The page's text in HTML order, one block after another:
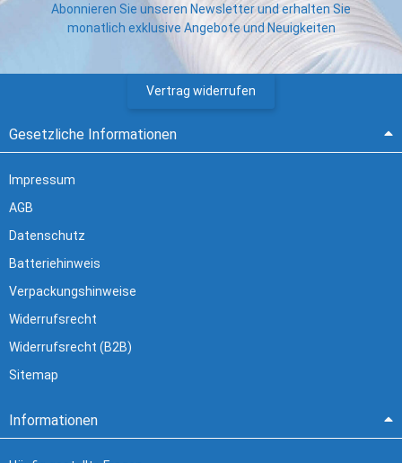
Abonnieren Sie unseren Newsletter und erhalten Sie
monatlich exklusive Angebote und Neuigkeiten
Vertrag widerrufen
Gesetzliche Informationen
Impressum
AGB
Datenschutz
Batteriehinweis
Verpackungshinweise
Widerrufsrecht
Widerrufsrecht (B2B)
Sitemap
Informationen